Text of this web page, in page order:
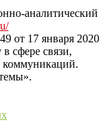
аналитический
от 17 января 2020
сфере связи,